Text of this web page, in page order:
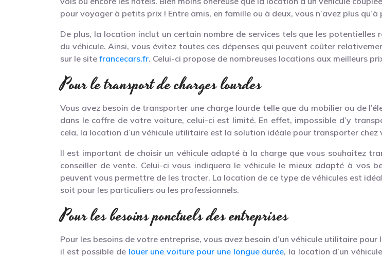
pour voyager à petits prix ! Entre amis, en famille ou à deux, vous n’avez plus
De plus, la location inclut un certain nombre de services tels que les potentielles
du véhicule. Ainsi, vous évitez toutes ces dépenses qui peuvent coûter
sur le site francecars.fr. Celui-ci propose de nombreuses locations aux meilleurs
Pour le transport de charges lourdes
Vous avez besoin de transporter une charge lourde telle que du mobilier ou de
dans le coffre de votre voiture, celui-ci est limité. En effet, impossible d’y
cela, la location d’un véhicule utilitaire est la solution idéale pour transporter
Il est important de choisir un véhicule adapté à la charge que vous souhaitez
conseiller de vente. Celui-ci vous indiquera le véhicule le mieux adapté à vos
peuvent vous permettre de les tracter. La location de ce type de véhicules est
soit pour les particuliers ou les professionnels.
Pour les besoins ponctuels des entreprises
Pour les besoins de votre entreprise, vous avez besoin d’un véhicule utilitaire
il est possible de louer une voiture pour une longue durée, la location d’un